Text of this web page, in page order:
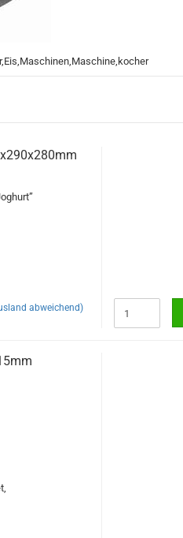
abweichend)